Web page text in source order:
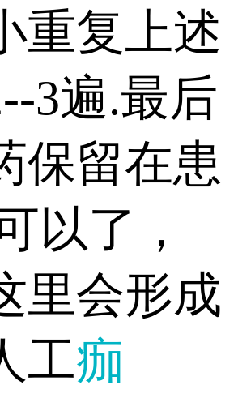
重复上述
3遍.最后
保留在患
以了，
里会形成
工痂